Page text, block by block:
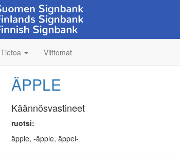
Tietoa Viittomat
ÄPPLE
Käännösvastineet
ruotsi:
äpple, -äpple, äppel-